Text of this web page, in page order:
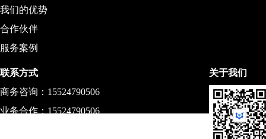
我们的优势
合作伙伴
服务案例
联系方式
商务咨询：15524790506
业务合作：15524790506
关于我们